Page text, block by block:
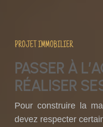
PROJET IMMOBILIER
PASSER À
RÉALISER
Pour construire la
devez respecter